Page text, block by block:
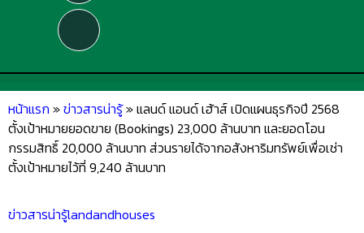
หน้าแรก »ข่าวสารน่ารู้»แลนด์ แอนด์ เฮ้าส์ เปิดแผนธุรกิจปี 2568
ตั้งเป้าหมายยอดขาย (Bookings) 23,000 ล้านบาท และยอดโอน
กรรมสิทธิ์ 20,000 ล้านบาท ส่วนรายได้จากอสังหาริมทรัพย์เพื่อเช่า
ตั้งเป้าหมายไว้ที่ 9,240 ล้านบาท
ข่าวสารน่ารู้landandhouses